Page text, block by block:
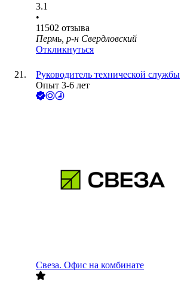
3.1
•
11502 отзыва
Пермь, р-н Свердловский
Откликнуться
Руководитель технической службы
Опыт 3-6 лет
Свеза. Офис на комбинате